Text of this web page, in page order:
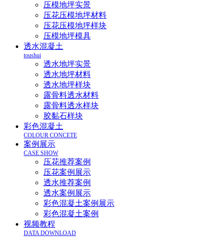
压模地坪实景
压花压模地坪材料
压花压模地坪样块
压模地坪模具
透水混凝土
toushui
透水地坪实景
透水地坪材料
透水地坪样块
露骨料透水材料
露骨料透水样块
胶黏石样块
彩色混凝土
COLOUR CONCETE
案例展示
CASE SHOW
压花推荐案例
压花案例展示
透水推荐案例
透水案例展示
彩色混凝土案例展示
彩色混凝土案例
视频教程
DATA DOWNLOAD